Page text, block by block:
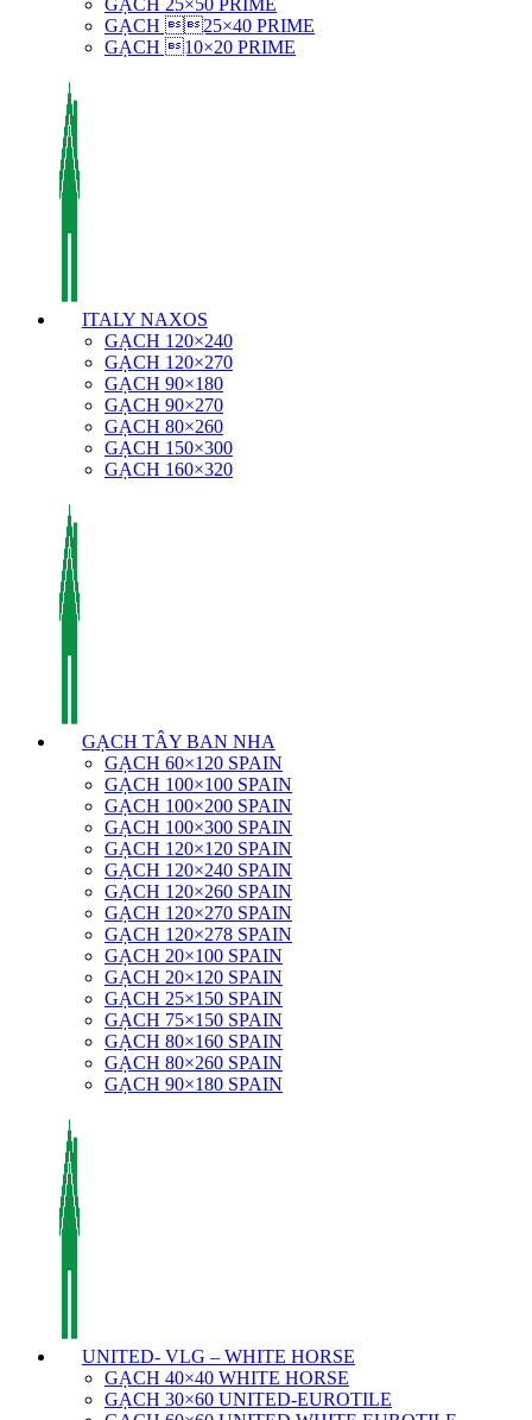
GẠCH 25×50 PRIME
GẠCH 25×40 PRIME
GẠCH 10×20 PRIME
ITALY NAXOS
GẠCH 120×240
GẠCH 120×270
GẠCH 90×180
GẠCH 90×270
GẠCH 80×260
GẠCH 150×300
GẠCH 160×320
GẠCH TÂY BAN NHA
GẠCH 60×120 SPAIN
GẠCH 100×100 SPAIN
GẠCH 100×200 SPAIN
GẠCH 100×300 SPAIN
GẠCH 120×120 SPAIN
GẠCH 120×240 SPAIN
GẠCH 120×260 SPAIN
GẠCH 120×270 SPAIN
GẠCH 120×278 SPAIN
GẠCH 20×100 SPAIN
GẠCH 20×120 SPAIN
GẠCH 25×150 SPAIN
GẠCH 75×150 SPAIN
GẠCH 80×160 SPAIN
GẠCH 80×260 SPAIN
GẠCH 90×180 SPAIN
UNITED- VLG – WHITE HORSE
GẠCH 40×40 WHITE HORSE
GẠCH 30×60 UNITED-EUROTILE